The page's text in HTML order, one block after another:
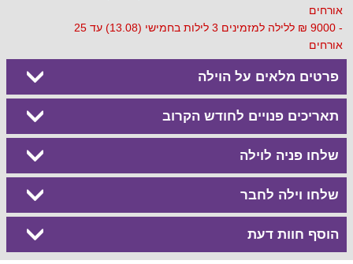
אורחים
- 9000 ₪ ללילה למזמינים 3 לילות בחמישי (13.08) עד 25
אורחים
פרטים מלאים על הוילה
תאריכים פנויים לחודש הקרוב
שלחו פניה לוילה
שלחו וילה לחבר
הוסף חוות דעת